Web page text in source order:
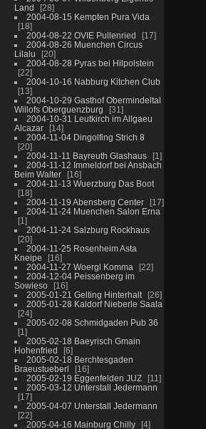
Land
28
2004-08-15 Kempten Pura Vida
18
2004-08-22 OVIE Pullenried
17
2004-08-26 Muenchen Circus
Lilalu
20
2004-08-28 Pyras bei Hilpolstein
22
2004-10-16 Nabburg Kitchen Club
13
2004-10-29 Gasthof Obermindeltal
Willofs Oberguenzburg
31
2004-10-31 Leutkirch im Allgaeu
Alcazar
14
2004-11-04 Dingolfing Strich 8
20
2004-11-11 Bayreuth Glashaus
1
2004-11-12 Immeldorf bei Ansbach
Beim Walter
16
2004-11-13 Wuerzburg Das Boot
18
2004-11-19 Abensberg Center
17
2004-11-24 Muenchen Salon Erna
1
2004-11-24 Salzburg Rockhaus
20
2004-11-25 Rosenheim Asta
Kneipe
16
2004-11-27 Woergl Komma
22
2004-12-04 Peissenberg im
Sowieso
16
2005-01-21 Gelting Hinterhalt
26
2005-01-28 Kaldorf Nieberle Saala
24
2005-02-08 Schmidgaden Pub 36
1
2005-02-18 Baeyrisch Gmain
Hohenfried
6
2005-02-18 Berchtesgaden
Braeustueberl
16
2005-02-19 Eggenfelden JUZ
11
2005-03-12 Unterstall Jedermann
17
2005-04-07 Unterstall Jedermann
22
2005-04-16 Mainburg Chilly
4